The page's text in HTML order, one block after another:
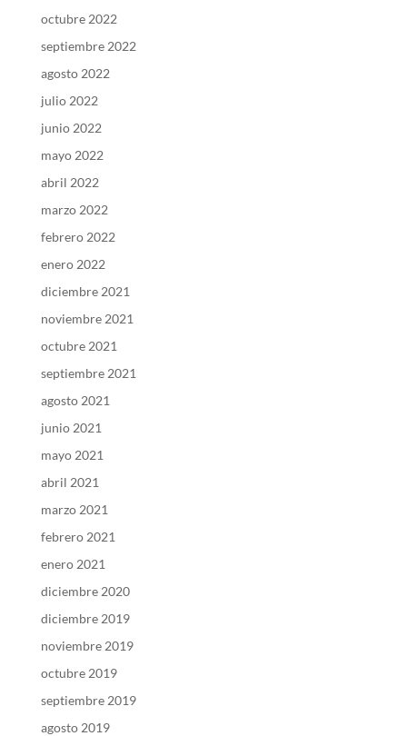
octubre 2022
septiembre 2022
agosto 2022
julio 2022
junio 2022
mayo 2022
abril 2022
marzo 2022
febrero 2022
enero 2022
diciembre 2021
noviembre 2021
octubre 2021
septiembre 2021
agosto 2021
junio 2021
mayo 2021
abril 2021
marzo 2021
febrero 2021
enero 2021
diciembre 2020
diciembre 2019
noviembre 2019
octubre 2019
septiembre 2019
agosto 2019